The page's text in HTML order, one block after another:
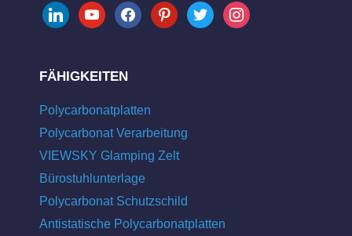
linkedinyoutubefacebookpinteresttwitter instagram
FÄHIGKEITEN
Polycarbonatplatten
Polycarbonat Verarbeitung
VIEWSKY Glamping Zelt
Bürostuhlunterlage
Polycarbonat Schutzschild
Antistatische Polycarbonatplatten